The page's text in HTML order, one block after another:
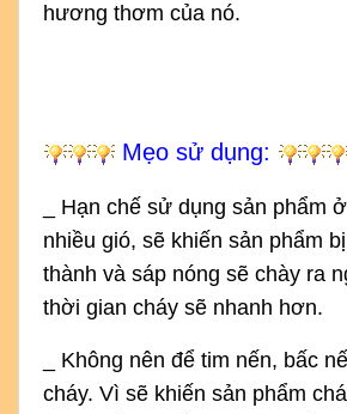
hương thơm của nó.
Mẹo sử dụng:
_ Hạn chế sử dụng sản phẩm
nhiều gió, sẽ khiến sản phẩm
thành và sáp nóng sẽ chày ra
thời gian cháy sẽ nhanh hơn.
_ Không nên để tim nến, bấc
cháy. Vì sẽ khiến sản phẩm